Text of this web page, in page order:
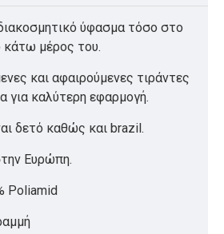
ύφασμα τόσο στο
μέρος του.
και αφαιρούμενες τιράντες
για καλύτερη εφαρμογή.
δετό καθώς και brazil.
Ευρώπη.
Poliamid